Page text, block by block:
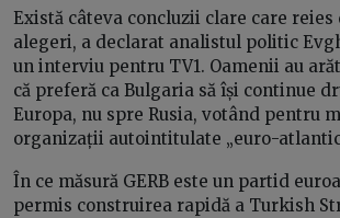
Există câteva concluzii clare care reies
alegeri, a declarat analistul politic
un interviu pentru TV1. Oamenii au
că preferă ca Bulgaria să își continue
Europa, nu spre Rusia, votând pentru
organizații autointitulate „euro-
În ce măsură GERB este un partid
permis construirea rapidă a Turkish